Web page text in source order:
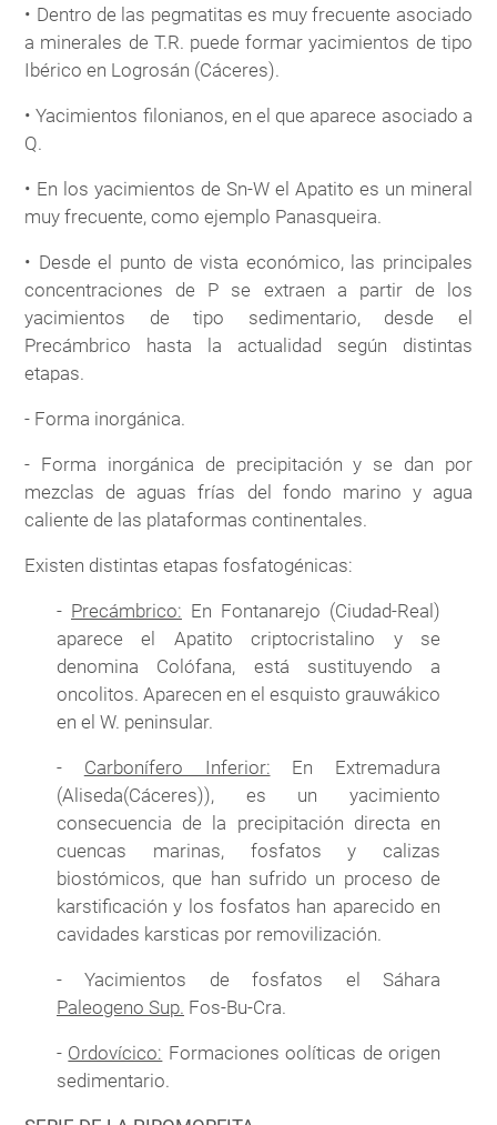
• Dentro de las pegmatitas es muy frecuente asociado
a minerales de T.R. puede formar yacimientos de tipo
Ibérico en Logrosán (Cáceres).
• Yacimientos filonianos, en el que aparece asociado a
Q.
• En los yacimientos de Sn-W el Apatito es un mineral
muy frecuente, como ejemplo Panasqueira.
• Desde el punto de vista económico, las principales
concentraciones de P se extraen a partir de los
yacimientos de tipo sedimentario, desde el
Precámbrico hasta la actualidad según distintas
etapas.
- Forma inorgánica.
- Forma inorgánica de precipitación y se dan por
mezclas de aguas frías del fondo marino y agua
caliente de las plataformas continentales.
Existen distintas etapas fosfatogénicas:
- Precámbrico: En Fontanarejo (Ciudad-Real)
aparece el Apatito criptocristalino y se
denomina Colófana, está sustituyendo a
oncolitos. Aparecen en el esquisto grauwákico
en el W. peninsular.
- Carbonífero Inferior: En Extremadura
(Aliseda(Cáceres)), es un yacimiento
consecuencia de la precipitación directa en
cuencas marinas, fosfatos y calizas
biostómicos, que han sufrido un proceso de
karstificación y los fosfatos han aparecido en
cavidades karsticas por removilización.
- Yacimientos de fosfatos el Sáhara
Paleogeno Sup. Fos-Bu-Cra.
- Ordovícico: Formaciones oolíticas de origen
sedimentario.